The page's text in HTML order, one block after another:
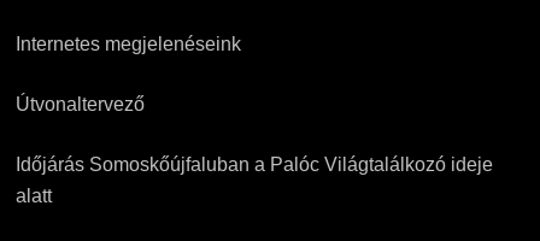
Internetes megjelenéseink
Útvonaltervező
Időjárás Somoskőújfaluban a Palóc Világtalálkozó ideje
alatt